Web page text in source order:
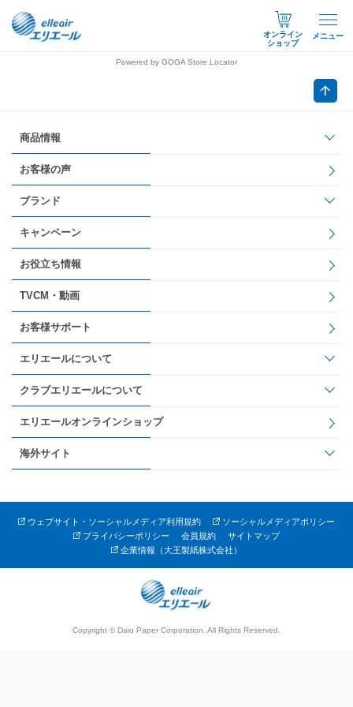
オンライン
ショップ
メニュー
Powered by GOGA Store Locator
商品情報
お客様の声
ブランド
キャンペーン
お役立ち情報
TVCM・動画
お客様サポート
エリエールについて
クラブエリエールについて
エリエールオンラインショップ
海外サイト
ウェブサイト・ソーシャルメディア利用規約
ソーシャルメディアポリシー
プライバシーポリシー
会員規約
サイトマップ
企業情報（大王製紙株式会社）
Copyright © Daio Paper Corporation. All Rights Reserved.